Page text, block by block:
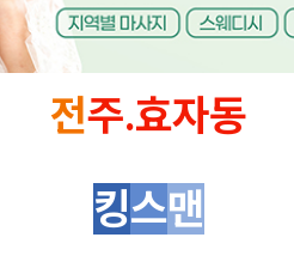
전주.효자동
킹스맨